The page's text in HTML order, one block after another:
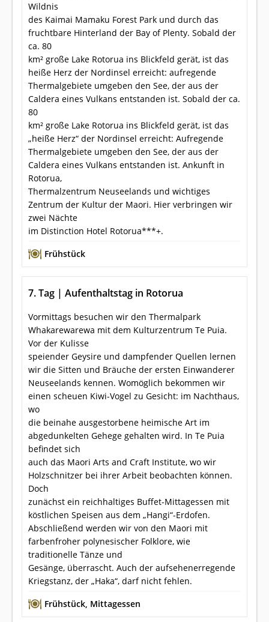
Wildnis
des Kaimai Mamaku Forest Park und durch das
fruchtbare Hinterland der Bay of Plenty. Sobald der
ca. 80
km² große Lake Rotorua ins Blickfeld gerät, ist das
heiße Herz der Nordinsel erreicht: aufregende
Thermalgebiete umgeben den See, der aus der
Caldera eines Vulkans entstanden ist. Sobald der ca.
80
km² große Lake Rotorua ins Blickfeld gerät, ist das
„heiße Herz“ der Nordinsel erreicht: Aufregende
Thermalgebiete umgeben den See, der aus der
Caldera eines Vulkans entstanden ist. Ankunft in
Rotorua,
Thermalzentrum Neuseelands und wichtiges
Zentrum der Kultur der Maori. Hier verbringen wir
zwei Nächte
im Distinction Hotel Rotorua***+.
Frühstück
7. Tag | Aufenthaltstag in Rotorua
Vormittags besuchen wir den Thermalpark
Whakarewarewa mit dem Kulturzentrum Te Puia.
Vor der Kulisse
speiender Geysire und dampfender Quellen lernen
wir die Sitten und Bräuche der ersten Einwanderer
Neuseelands kennen. Womöglich bekommen wir
einen scheuen Kiwi-Vogel zu Gesicht: im Nachthaus,
wo
die beinahe ausgestorbene heimische Art im
abgedunkelten Gehege gehalten wird. In Te Puia
befindet sich
auch das Maori Arts and Craft Institute, wo wir
Holzschnitzer bei ihrer Arbeit beobachten können.
Doch
zunächst ein reichhaltiges Buffet-Mittagessen mit
köstlichen Speisen aus dem „Hangi“-Erdofen.
Abschließend werden wir von den Maori mit
farbenfroher polynesischer Folklore, wie
traditionelle Tänze und
Gesänge, überrascht. Auch der aufsehenerregende
Kriegstanz, der „Haka“, darf nicht fehlen.
Frühstück, Mittagessen